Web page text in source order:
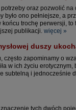
oraz pozwolić
ono pełniejsze, a
trochę perwersji,
publikacji. więcej »
duszy
często zapominamy o
w ich życiu
subtelną i jednocześnie
tych dwóch